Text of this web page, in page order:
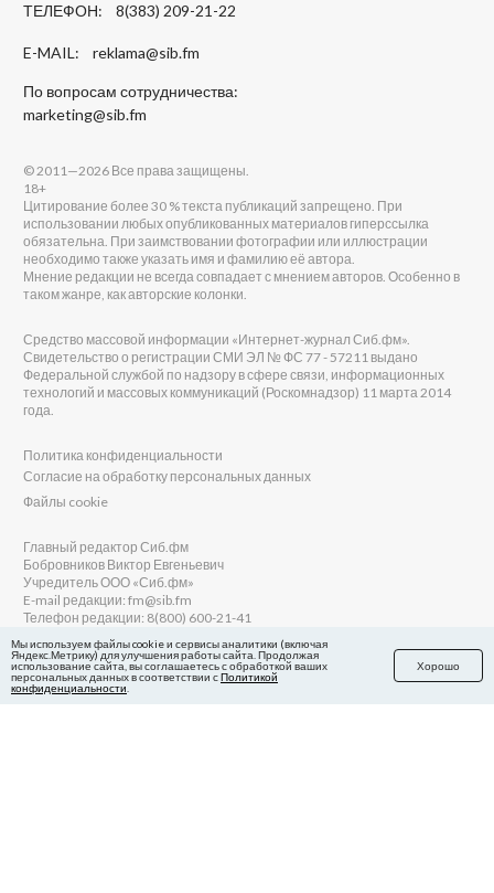
ТЕЛЕФОН: 8(383) 209-21-22
E-MAIL: reklama@sib.fm
По вопросам сотрудничества:
marketing@sib.fm
© 2011—2026 Все права защищены.
18+
Цитирование более 30 % текста публикаций запрещено. При
использовании любых опубликованных материалов гиперссылка
обязательна. При заимствовании фотографии или иллюстрации
необходимо также указать имя и фамилию её автора.
Мнение редакции не всегда совпадает с мнением авторов. Особенно в
таком жанре, как авторские колонки.
Средство массовой информации «Интернет-журнал Сиб.фм».
Свидетельство о регистрации СМИ ЭЛ № ФС 77 - 57211 выдано
Федеральной службой по надзору в сфере связи, информационных
технологий и массовых коммуникаций (Роскомнадзор) 11 марта 2014
года.
Политика конфиденциальности
Согласие на обработку персональных данных
Файлы cookie
Главный редактор Сиб.фм
Бобровников Виктор Евгеньевич
Учредитель ООО «Сиб.фм»
E-mail редакции: fm@sib.fm
Телефон редакции: 8(800) 600-21-41
Сайт разработан и поддерживается Технодзен
Мы используем файлы cookie и сервисы аналитики (включая
Яндекс.Метрику) для улучшения работы сайта. Продолжая
использование сайта, вы соглашаетесь с обработкой ваших
персональных данных в соответствии сПолитикой
конфиденциальности
Хорошо